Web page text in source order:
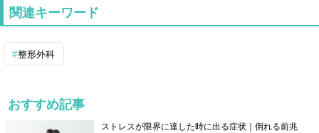
関連キーワード
整形外科
おすすめ記事
ストレスが限界に達した時に出る症状｜倒れる前兆